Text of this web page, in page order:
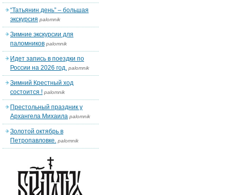
“Татьянин день” – большая
экскурсия palomnik
Зимние экскурсии для
паломников palomnik
Идет запись в поездки по
России на 2026 год. palomnik
Зимний Крестный ход
состоится ! palomnik
Престольный праздник у
Архангела Михаила palomnik
Золотой октябрь в
Петропавловке. palomnik